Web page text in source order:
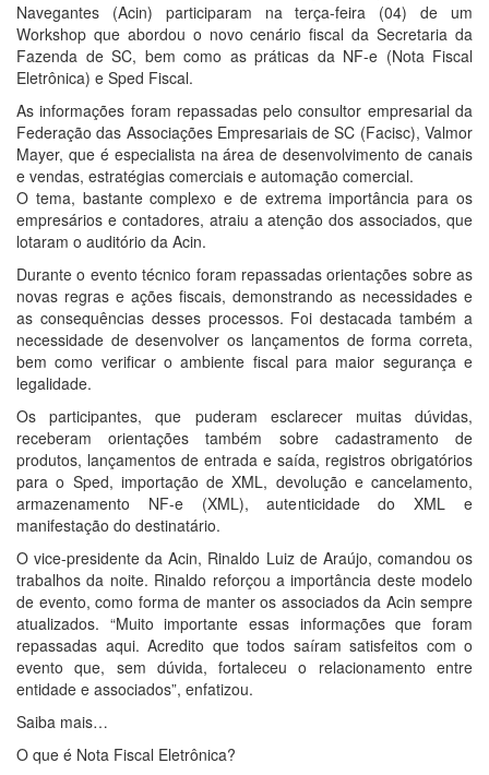
Navegantes (Acin) participaram na terça-feira (04) de um
Workshop que abordou o novo cenário fiscal da Secretaria da
Fazenda de SC, bem como as práticas da NF-e (Nota Fiscal
Eletrônica) e Sped Fiscal.
As informações foram repassadas pelo consultor empresarial da
Federação das Associações Empresariais de SC (Facisc), Valmor
Mayer, que é especialista na área de desenvolvimento de canais
e vendas, estratégias comerciais e automação comercial.
O tema, bastante complexo e de extrema importância para os
empresários e contadores, atraiu a atenção dos associados, que
lotaram o auditório da Acin.
Durante o evento técnico foram repassadas orientações sobre as
novas regras e ações fiscais, demonstrando as necessidades e
as consequências desses processos. Foi destacada também a
necessidade de desenvolver os lançamentos de forma correta,
bem como verificar o ambiente fiscal para maior segurança e
legalidade.
Os participantes, que puderam esclarecer muitas dúvidas,
receberam orientações também sobre cadastramento de
produtos, lançamentos de entrada e saída, registros obrigatórios
para o Sped, importação de XML, devolução e cancelamento,
armazenamento NF-e (XML), autenticidade do XML e
manifestação do destinatário.
O vice-presidente da Acin, Rinaldo Luiz de Araújo, comandou os
trabalhos da noite. Rinaldo reforçou a importância deste modelo
de evento, como forma de manter os associados da Acin sempre
atualizados. “Muito importante essas informações que foram
repassadas aqui. Acredito que todos saíram satisfeitos com o
evento que, sem dúvida, fortaleceu o relacionamento entre
entidade e associados”, enfatizou.
Saiba mais…
O que é Nota Fiscal Eletrônica?